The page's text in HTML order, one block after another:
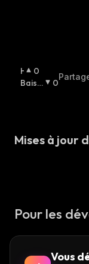
H
A
E
0
Baissi
0
Mises à jour
Pour les
Vous